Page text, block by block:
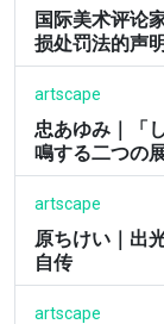
国际美术评论
损处罚法的声明
artscape
忠あゆみ｜「
鳴する二つの
artscape
原ちけい｜出
自传
artscape